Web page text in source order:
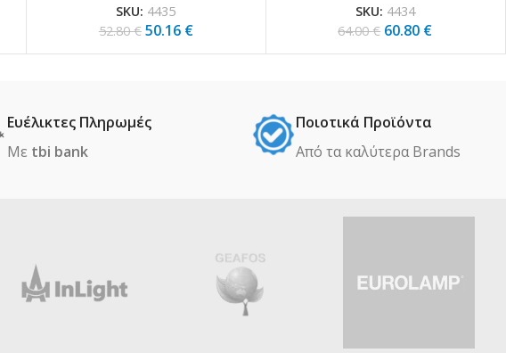
SKU: 4435
52.80€ 50.16 €
SKU: 4434
64.00€ 60.80 €
Ευέλικτες Πληρωμές
Με tbi bank
Ποιοτικά Προϊόντα
Από τα καλύτερα Βrands